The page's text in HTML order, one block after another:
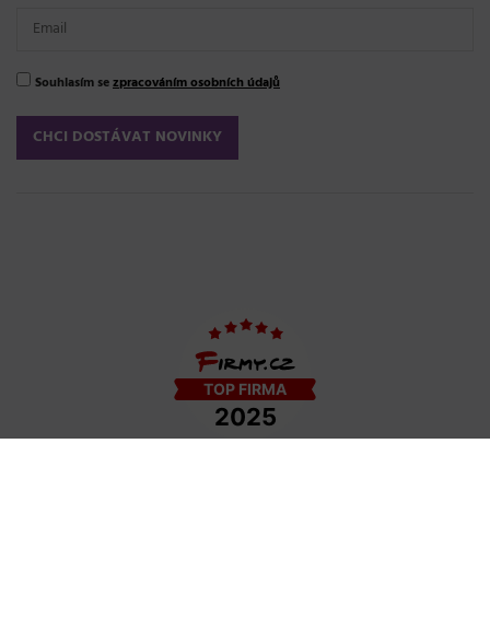
Souhlasím sezpracováním osobních údajů